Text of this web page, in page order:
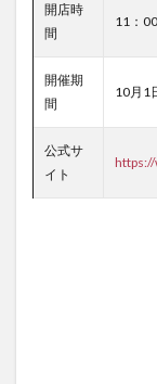
開店時
間
11：
開催期
間
10月1
公式サ
イト